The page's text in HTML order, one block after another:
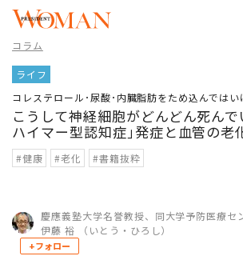
コラム
ライフ
コレステロール･尿酸･内臓脂肪をため込んではい
こうして神経細胞がどんどん死ん
ハイマー型認知症｣発症と血管の老
#健康 #老化 #書籍抜粋
慶應義塾大学名誉教授、同大学予防医療セ
伊藤 裕 （いとう・ひろし）
+フォロー